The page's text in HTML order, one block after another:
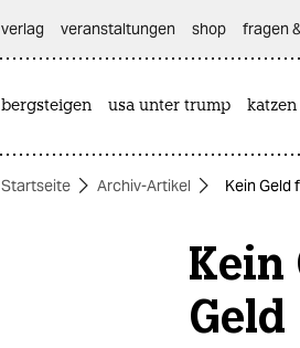
themen
verlag
veranstaltungen shop fragen
bergsteigen usa unter trump katzen
Startseite Archiv-Artikel Kein Geld
Kein
Geld